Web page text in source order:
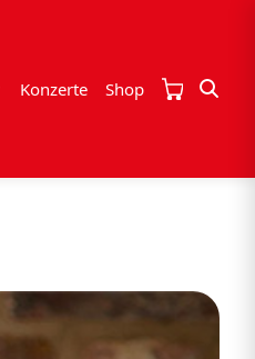
Konzerte Shop